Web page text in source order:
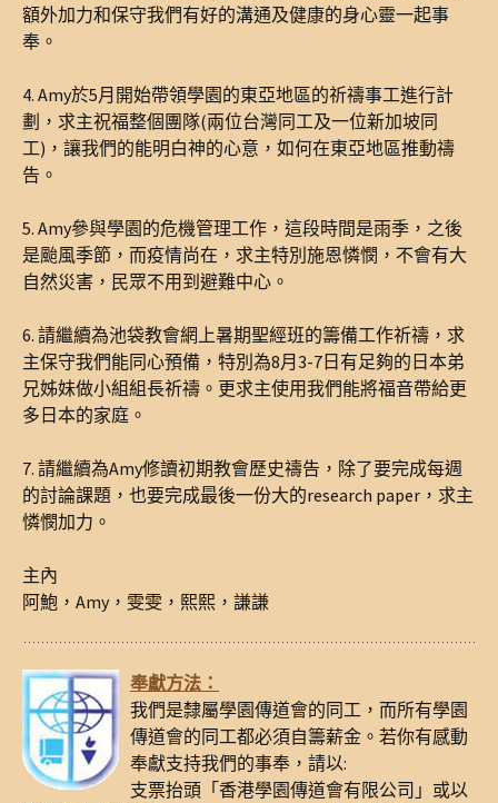
額外加力和保守我們有好的溝通及健康的身心靈一起事
奉。
4. Amy於5月開始帶領學園的東亞地區的祈禱事工進行計
劃，求主祝福整個團隊(兩位台灣同工及一位新加坡同
工)，讓我們的能明白神的心意，如何在東亞地區推動禱
告。
5. Amy參與學園的危機管理工作，這段時間是雨季，之後
是颱風季節，而疫情尚在，求主特別施恩憐憫，不會有大
自然災害，民眾不用到避難中心。
6. 請繼續為池袋教會網上暑期聖經班的籌備工作祈禱，求
主保守我們能同心預備，特別為8月3-7日有足夠的日本弟
兄姊妹做小組組長祈禱。更求主使用我們能將福音帶給更
多日本的家庭。
7. 請繼續為Amy修讀初期教會歷史禱告，除了要完成每週
的討論課題，也要完成最後一份大的research paper，求主
憐憫加力。
主內
阿鮑，Amy，雯雯，熙熙，謙謙
奉獻方法：
我們是隸屬學園傳道會的同工，而所有學園
傳道會的同工都必須自籌薪金。若你有感動
奉獻支持我們的事奉，請以:
支票抬頭「香港學園傳道會有限公司」或以